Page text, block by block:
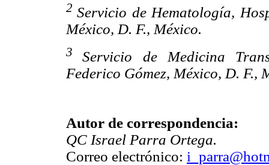
2 Servicio de Hematología,
México, D. F., México.
3 Servicio de Medicina
Federico Gómez, México, D. F.,
Autor de correspondencia:
QC Israel Parra Ortega.
Correo electrónico: